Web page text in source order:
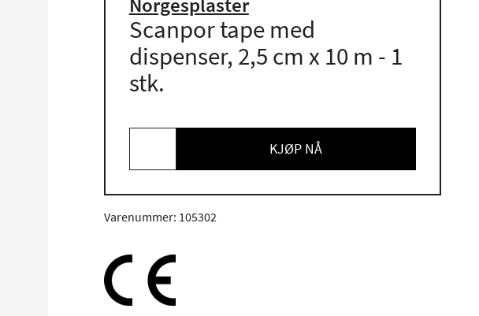
Scanpor tape med
dispenser, 2,5 cm x 10 m - 1
stk.
KJØP NÅ
Varenummer: 105302